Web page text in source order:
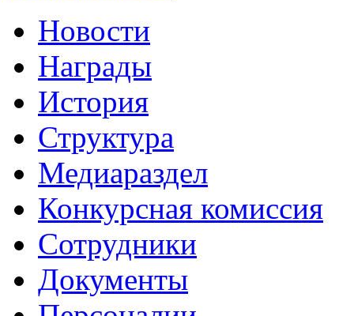
Новости
Награды
История
Структура
Медиараздел
Конкурсная комиссия
Сотрудники
Документы